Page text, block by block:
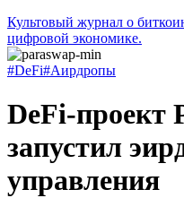
Культовый журнал о
цифровой экономике.
#DeFi#Аирдропы
DeFi-проект
запустил
управления